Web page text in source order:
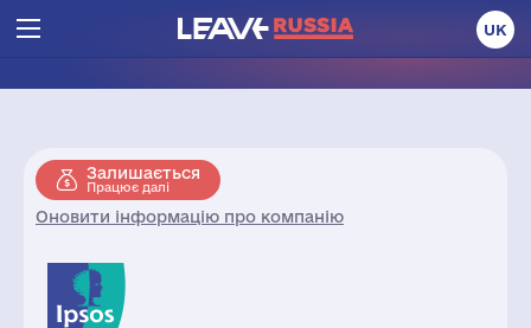
UK
Залишається
Працює далі
Оновити інформацію про компанію